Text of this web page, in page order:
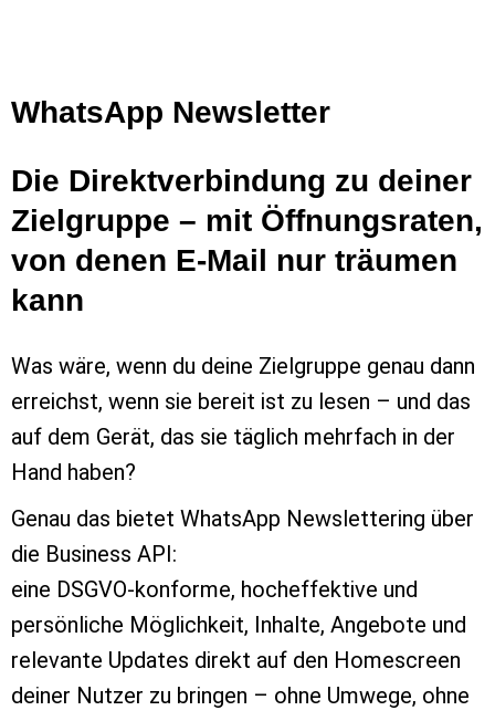
WhatsApp Newsletter
Die Direktverbindung zu deiner
Zielgruppe – mit Öffnungsraten,
von denen E-Mail nur träumen
kann
Was wäre, wenn du deine Zielgruppe genau dann
erreichst, wenn sie bereit ist zu lesen – und das
auf dem Gerät, das sie täglich mehrfach in der
Hand haben?
Genau das bietet WhatsApp Newslettering über
die Business API:
eine DSGVO-konforme, hocheffektive und
persönliche Möglichkeit, Inhalte, Angebote und
relevante Updates direkt auf den Homescreen
deiner Nutzer zu bringen – ohne Umwege, ohne